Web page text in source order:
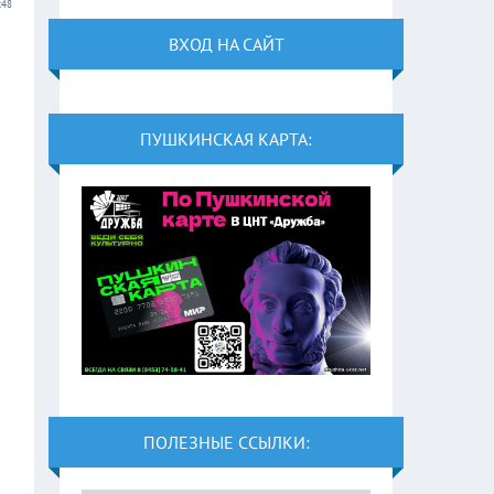
ВХОД НА САЙТ
ПУШКИНСКАЯ КАРТА:
ПОЛЕЗНЫЕ ССЫЛКИ: